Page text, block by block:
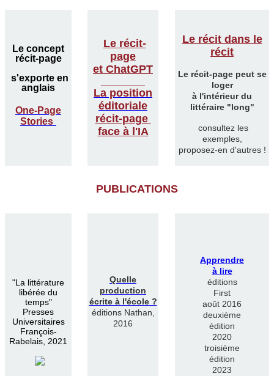
Le concept
récit-page
s'exporte en
anglais
One-Page
Stories
Le récit-
page
et ChatGPT
La position
éditoriale
récit-page
face à l'IA
Le récit dans le
récit
Le récit-page peut se
loger
à l'intérieur du
littéraire "long"
consultez les
exemples,
proposez-en d'autres !
PUBLICATIONS
"La littérature
libérée du
temps"
Presses
Universitaires
François-
Rabelais, 2021
Quelle
production
écrite à l'école ?
éditions Nathan,
2016
Apprendre
à lire
éditions
First
août 2016
deuxième
édition
2020
troisième
édition
2023